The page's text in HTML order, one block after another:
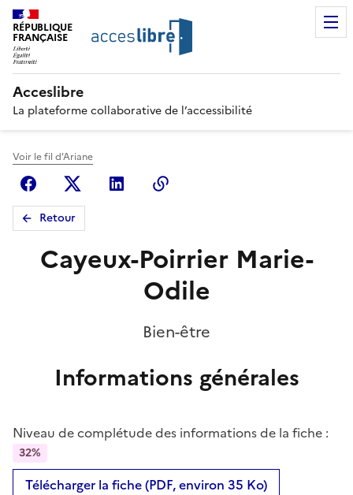
RÉPUBLIQUE
FRANÇAISE
Acceslibre
La plateforme collaborative de l’accessibilité
Voir le fil d'Ariane
FacebookX (anciennement Twitter)
Linkedin
Retour
Cayeux-Poirrier Marie-
Odile
Bien-être
Informations générales
Niveau de complétude des informations de la fiche :
32%
Télécharger la fiche (PDF, environ 35 Ko)